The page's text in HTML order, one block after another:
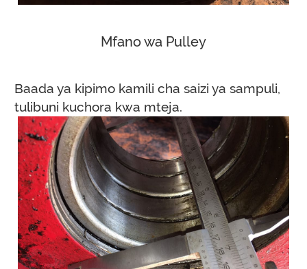
Mfano wa Pulley
Baada ya kipimo kamili cha saizi ya sampuli,
tulibuni kuchora kwa mteja.